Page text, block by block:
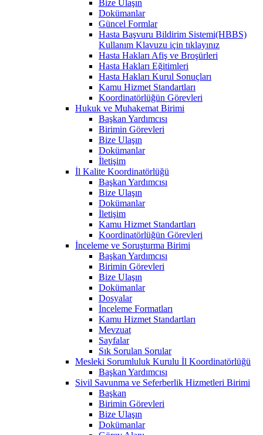
Bize Ulaşın
Dokümanlar
Güncel Formlar
Hasta Başvuru Bildirim Sistemi(HBBS)
Kullanım Klavuzu için tıklayınız
Hasta Hakları Afiş ve Broşürleri
Hasta Hakları Eğitimleri
Hasta Hakları Kurul Sonuçları
Kamu Hizmet Standartları
Koordinatörlüğün Görevleri
Hukuk ve Muhakemat Birimi
Başkan Yardımcısı
Birimin Görevleri
Bize Ulaşın
Dokümanlar
İletişim
İl Kalite Koordinatörlüğü
Başkan Yardımcısı
Bize Ulaşın
Dokümanlar
İletişim
Kamu Hizmet Standartları
Koordinatörlüğün Görevleri
İnceleme ve Soruşturma Birimi
Başkan Yardımcısı
Birimin Görevleri
Bize Ulaşın
Dokümanlar
Dosyalar
İnceleme Formatları
Kamu Hizmet Standartları
Mevzuat
Sayfalar
Sık Sorulan Sorular
Mesleki Sorumluluk Kurulu İl Koordinatörlüğü
Başkan Yardımcısı
Sivil Savunma ve Seferberlik Hizmetleri Birimi
Başkan
Birimin Görevleri
Bize Ulaşın
Dokümanlar